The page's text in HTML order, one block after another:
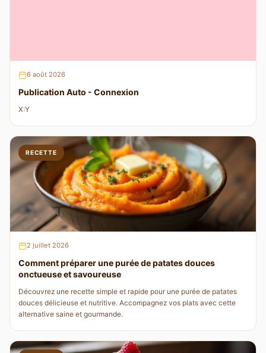
6 août 2026
Publication Auto - Connexion
X:Y
RECETTE
2 juillet 2026
Comment préparer une purée de patates douces
onctueuse et savoureuse
Découvrez une recette simple et rapide pour une purée de patates
douces délicieuse et nutritive. Accompagnez vos plats avec cette
alternative saine et gourmande.